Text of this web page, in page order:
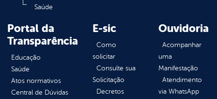
Saúde
Portal da
Transparência
Educação
Saúde
Atos normativos
Central de Dúvidas
E-sic
Como
solicitar
Consulte sua
Solicitação
Decretos
Ouvidoria
Acompanhar
uma
Manifestação
Atendimento
via WhatsApp